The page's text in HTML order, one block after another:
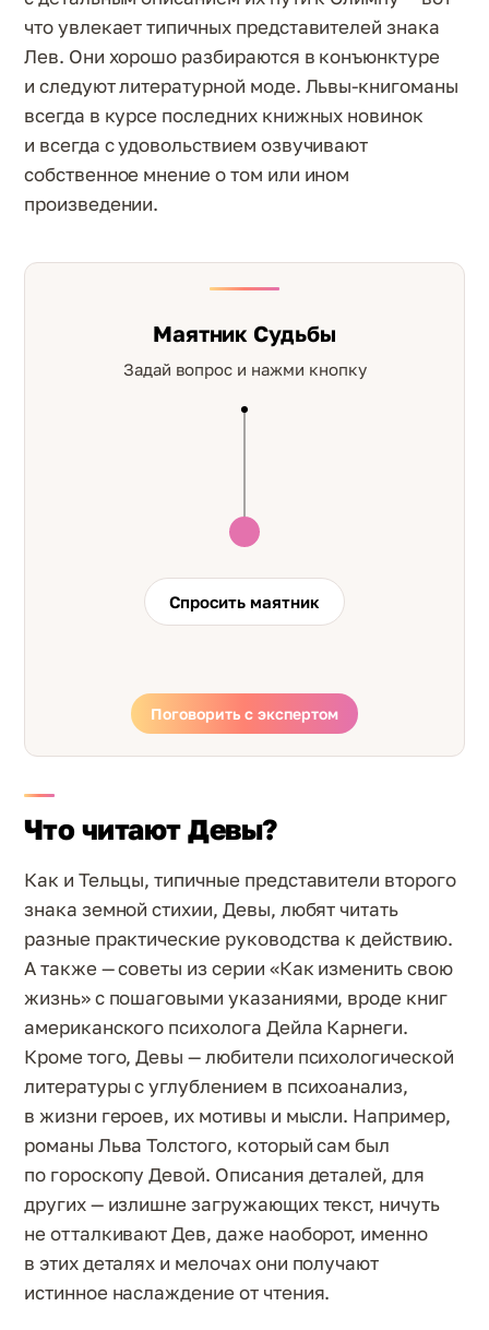
что увлекает типичных представителей знака
Лев. Они хорошо разбираются в конъюнктуре
и следуют литературной моде. Львы-книгоманы
всегда в курсе последних книжных новинок
и всегда с удовольствием озвучивают
собственное мнение о том или ином
произведении.
Маятник Судьбы
Задай вопрос и нажми кнопку
Спросить маятник
Поговорить с экспертом
Что читают Девы?
Как и Тельцы, типичные представители второго
знака земной стихии, Девы, любят читать
разные практические руководства к действию.
А также — советы из серии «Как изменить свою
жизнь» с пошаговыми указаниями, вроде книг
американского психолога Дейла Карнеги.
Кроме того, Девы — любители психологической
литературы с углублением в психоанализ,
в жизни героев, их мотивы и мысли. Например,
романы Льва Толстого, который сам был
по гороскопу Девой. Описания деталей, для
других — излишне загружающих текст, ничуть
не отталкивают Дев, даже наоборот, именно
в этих деталях и мелочах они получают
истинное наслаждение от чтения.